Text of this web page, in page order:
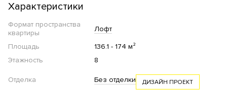
Характеристики
Формат пространства
квартиры
Лофт
Площадь
136.1 - 174 м²
Этажность
8
Отделка Без отделки ДИЗАЙН ПРОЕКТ